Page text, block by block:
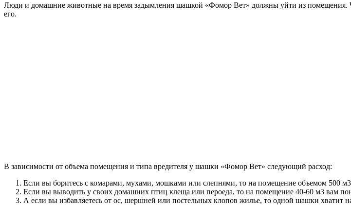
Люди и домашние животные на время задымления шашкой «Фомор Вет» должны уйти из помещения.
его.
В зависимости от объема помещения и типа вредителя у шашки «Фомор Вет» следующий расход:
Если вы боритесь с комарами, мухами, мошками или слепнями, то на помещение объемом 500
Если вы выводить у своих домашних птиц клеща или пероеда, то на помещение 40-60 м3 вам
А если вы избавляетесь от ос, шершней или постельных клопов жилье, то одной шашки хватит